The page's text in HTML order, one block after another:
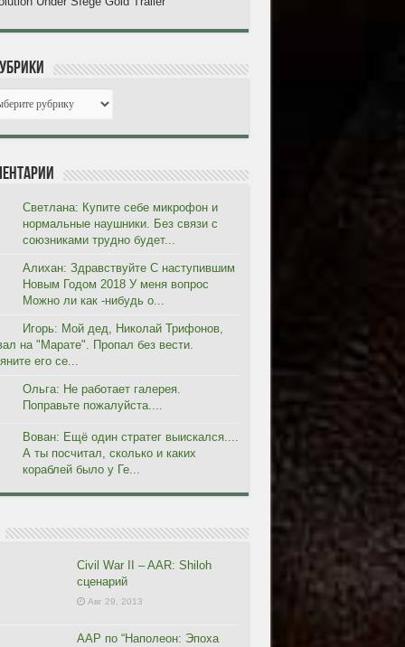
Светлана: Купите себе микрофон и
нормальные наушники. Без связи с
союзниками трудно будет...
Алихан: Здравствуйте С наступившим
Новым Годом 2018 У меня вопрос
Можно ли как -нибудь о...
Игорь: Мой дед, Николай Трифонов,
на "Марате". Пропал без вести.
его се...
Ольга: Не работает галерея.
Поправьте пожалуйста....
Вован: Ещё один стратег выискался....
А ты посчитал, сколько и каких
кораблей было у Ге...
Civil War II – AAR: Shiloh
сценарий
Авг 29, 2013
ААР по “Наполеон: Эпоха